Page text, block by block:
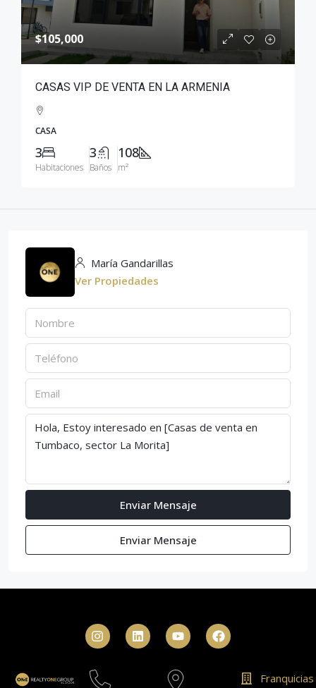
$105,000
CASAS VIP DE VENTA EN LA ARMENIA
CASA
3
Habitaciones
3
Baños
108
m²
María Gandarillas
Ver Propiedades
Enviar Mensaje
Enviar Mensaje
Franquicias